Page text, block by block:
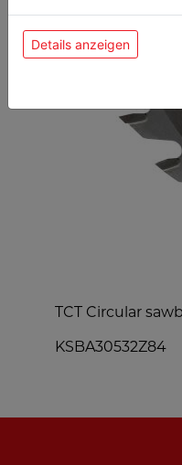
POPULAR
TCT Circular
KSBA30532Z84
Details anzeigen